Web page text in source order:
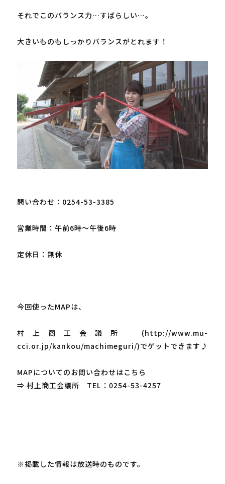
それでこのバランス力…すばらしい…。
大きいものもしっかりバランスがとれます！
問い合わせ：0254-53-3385
営業時間：午前6時～午後6時
定休日：無休
今回使ったMAPは、
村上商工会議所　(http://www.mu-
cci.or.jp/kankou/machimeguri/)でゲットできます♪
MAPについてのお問い合わせはこちら
⇒ 村上商工会議所　TEL：0254-53-4257
※掲載した情報は放送時のものです。